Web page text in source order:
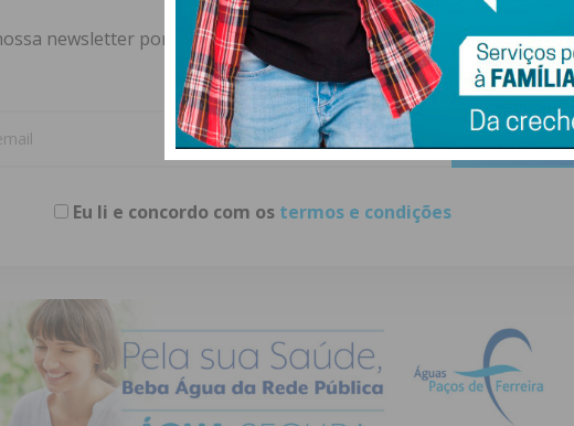
newsletter por e-mail e obtenha de forma regular a informação
atualizada.
Eu li e concordo com os termos e condições